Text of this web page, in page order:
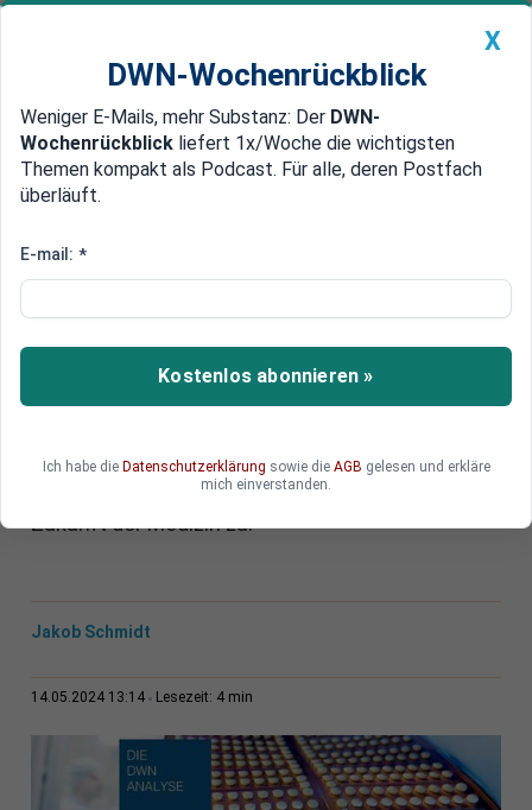
Newsticker MEIN DWN: Geldanlage Premium
Edelmetalle DWN-Magazin China
Pharmaindustrie: Der
Medikamente
Die Pharmaindustrie ist ein Schlüsselsektor der
Wirtschaft. Jedes Jahr werden hunderte
Ein genauerer Blick auf den Markt und seine
Entwicklungen lässt Rückschlüsse auf die
Zukunft der Medizin zu.
Jakob Schmidt
14.05.2024 13:14 Lesezeit: 4 min
X
DWN-Wochenrückblick
Weniger E-Mails, mehr Substanz: Der DWN-
Wochenrückblick liefert 1x/Woche die wichtigsten
Themen kompakt als Podcast. Für alle, deren Postfach
überläuft.
E-mail: *
Kostenlos abonnieren »
Ich habe die Datenschutzerklärung sowie die AGB gelesen und erkläre
mich einverstanden.